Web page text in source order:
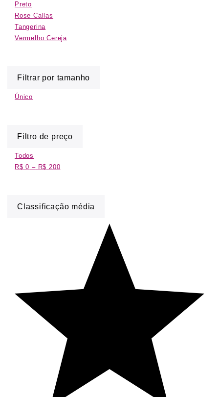
Preto
Rose Callas
Tangerina
Vermelho Cereja
Filtrar por tamanho
Único
Filtro de preço
Todos
R$ 0 – R$ 200
Classificação média